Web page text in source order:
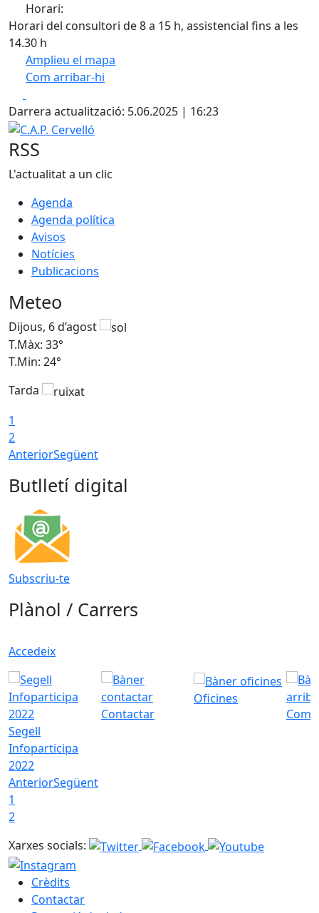
Horari:
Horari del consultori de 8 a 15 h, assistencial fins a les
14.30 h
Amplieu el mapa
Com arribar-hi
+
−
Darrera actualització: 5.06.2025 | 16:23
C.A.P. Cervelló
RSS
L'actualitat a un clic
Agenda
Agenda política
Avisos
Notícies
Publicacions
Meteo
Dijous, 6 d’agost
T.Màx: 33°
T.Min: 24°
Tarda
1
2
AnteriorSegüent
Butlletí digital
Subscriu-te
Plànol / Carrers
Accedeix
Segell
Infoparticipa
2022
Contactar
Oficines
Com
AnteriorSegüent
1
2
Xarxes socials:
Crèdits
Contactar